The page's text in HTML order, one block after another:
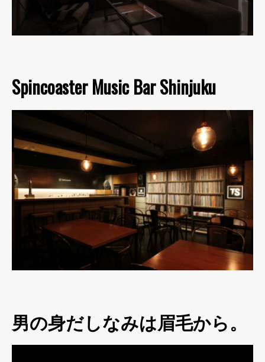
Spincoaster Music Bar Shinjuku
男の身だしなみは眉毛から。